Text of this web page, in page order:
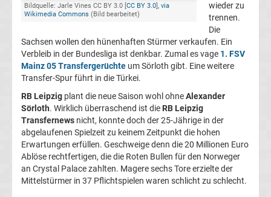
Transfergerüchte
FC
Köln
Transfergerüchte
1.
FC
Bildquelle: Jarle Vines CC BY 3.0 [CC BY 3.0], via
Wikimedia Commons (Bild bearbeitet)
wieder zu
trennen.
Die
Sachsen wollen den hünenhaften Stürmer verkaufen. Ein
Verbleib in der Bundesliga ist denkbar. Zumal es vage 1. FSV
Mainz 05 Transfergerüchte um Sörloth gibt. Eine weitere
Transfer-Spur führt in die Türkei.
RB Leipzig plant die neue Saison wohl ohneAlexander
Sörloth. Wirklich überraschend ist die RB Leipzig
Transfernews nicht, konnte doch der 25-Jährige in der
abgelaufenen Spielzeit zu keinem Zeitpunkt die hohen
Erwartungen erfüllen. Geschweige denn die 20 Millionen Euro
Ablöse rechtfertigen, die die Roten Bullen für den Norweger
an Crystal Palace zahlten. Magere sechs Tore erzielte der
Mittelstürmer in 37 Pflichtspielen waren schlicht zu schlecht.